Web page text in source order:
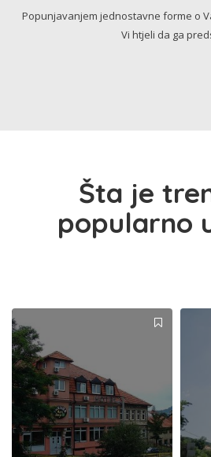
Popunjavanjem jednostavne forme o
Vi htjeli da ga
Šta je
popularno